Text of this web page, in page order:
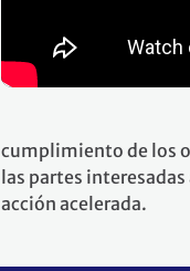
cumplimiento de los
las partes
acción acelerada.